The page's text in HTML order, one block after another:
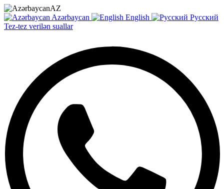
AZ
Azərbaycan
English
Русский
Tez-tez verilən suallar